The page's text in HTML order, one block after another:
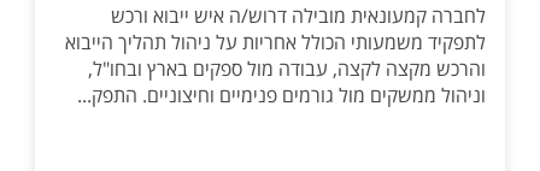
לחברה קמעונאית מובילה דרוש/ה איש ייבוא ורכש
לתפקיד משמעותי הכולל אחריות על ניהול תהליך הייבוא
והרכש מקצה לקצה, עבודה מול ספקים בארץ ובחו"ל,
וניהול ממשקים מול גורמים פנימיים וחיצוניים. התפק...